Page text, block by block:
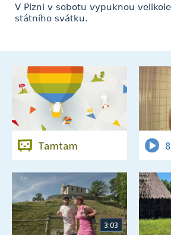
V Plzni v sobotu vypuknou
státního svátku.
Tamtam
3:03